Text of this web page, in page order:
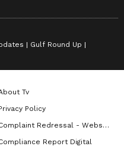
Gulf Round Up
Tv
Policy
Redressal - Website
Report Digital